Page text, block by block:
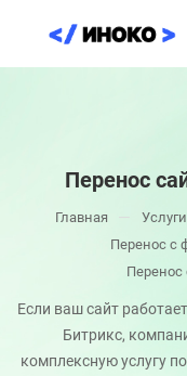
Перенос
Главная — Услуги
Перенос с
Перенос
Если ваш сайт
Битрикс,
комплексную услугу